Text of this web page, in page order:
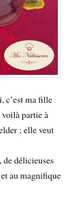
c’est ma fille
voilà partie à
; elle veut
délicieuses
au magnifique